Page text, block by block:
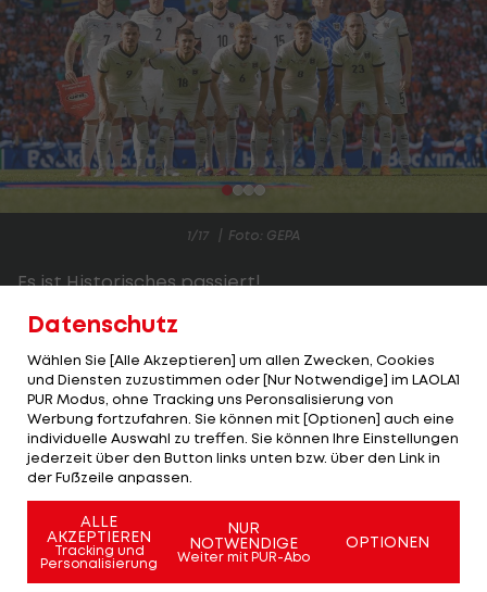
1/17 Foto: GEPA
Es ist Historisches passiert!
Das ÖFB-Team schlägt am dritten Spieltag der
EURO-Gruppe-D die Niederlande sensationell mit
3:2 (Spielbericht>>>) und steigt, noch
sensationeller, als Gruppensieger ins Achtelfinale
auf.
Basisgebend dafür ist eine weitere großartige
rot-weiß-rote Mannschaftsleistung. Gegen die
Niederlande spulte Österreich die bisher stärkste
Performance des bisherigen Turniers ab.
Datenschutz
Wählen Sie [Alle Akzeptieren] um allen Zwecken, Cookies
und Diensten zuzustimmen oder [Nur Notwendige] im LAOLA1
PUR Modus, ohne Tracking uns Peronsalisierung von
Werbung fortzufahren. Sie können mit [Optionen] auch eine
individuelle Auswahl zu treffen. Sie können Ihre Einstellungen
jederzeit über den Button links unten bzw. über den Link in
der Fußzeile anpassen.
ALLE
AKZEPTIEREN
Tracking und
Personalisierung
NUR
NOTWENDIGE
Weiter mit PUR-Abo
OPTIONEN